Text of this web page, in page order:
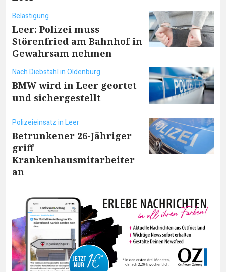
Belästigung
Leer: Polizei muss
Störenfried am Bahnhof in
Gewahrsam nehmen
Nach Diebstahl in Oldenburg
BMW wird in Leer geortet
und sichergestellt
Polizeieinsatz in Leer
Betrunkener 26-Jähriger
griff
Krankenhausmitarbeiter
an